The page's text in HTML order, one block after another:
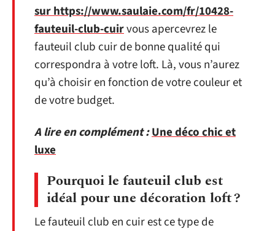
sur https://www.saulaie.com/fr/10428-
fauteuil-club-cuirvous apercevrez le
fauteuil club cuir de bonne qualité qui
correspondra à votre loft. Là, vous n’aurez
qu’à choisir en fonction de votre couleur et
de votre budget.
A lire en complément :Une déco chic et
luxe
Pourquoi le fauteuil club est
idéal pour une décoration loft?
Le fauteuil club en cuir est ce type de